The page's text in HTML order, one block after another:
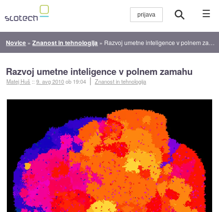
☰
Novice »Znanost in tehnologija » Razvoj umetne inteligence v polnem zamahu
Razvoj umetne inteligence v polnem zamahu
Matej Huš ::9. avg 2010ob 19:04 Znanost in tehnologija